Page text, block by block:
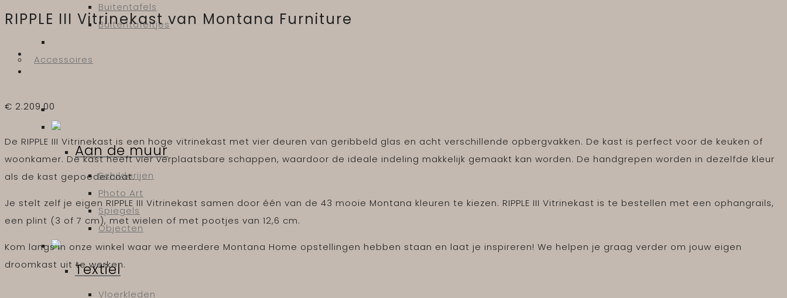
Buitentafels
Buitentafeltjes
Accessoires
Aan de muur
Schilderijen
Photo Art
Spiegels
Objecten
Textiel
Vloerkleden
RIPPLE III Vitrinekast van Montana Furniture
€ 2.209,00
De RIPPLE III Vitrinekast is een hoge vitrinekast met vier deuren van geribbeld glas en acht verschillende opbergvakken. De kast is perfect voor de keuken of
woonkamer. De kast heeft vier verplaatsbare schappen, waardoor de ideale indeling makkelijk gemaakt kan worden. De handgrepen worden in dezelfde kleur
als de kast gepoedercoat.
Je stelt zelf je eigen RIPPLE III Vitrinekast samen door één van de 43 mooie Montana kleuren te kiezen. RIPPLE III Vitrinekast is te bestellen met een ophangrails,
een plint (3 of 7 cm), met wielen of met pootjes van 12,6 cm.
Kom langs in onze winkel waar we meerdere Montana Home opstellingen hebben staan en laat je inspireren! We helpen je graag verder om jouw eigen
droomkast uit te werken.